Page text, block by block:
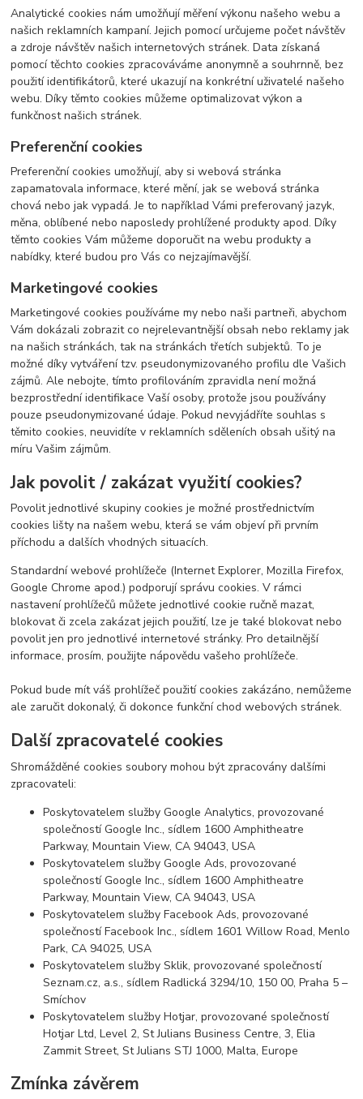
Analytické cookies nám umožňují měření výkonu našeho webu a
našich reklamních kampaní. Jejich pomocí určujeme počet návštěv
a zdroje návštěv našich internetových stránek. Data získaná
pomocí těchto cookies zpracováváme anonymně a souhrnně, bez
použití identifikátorů, které ukazují na konkrétní uživatelé našeho
webu. Díky těmto cookies můžeme optimalizovat výkon a
funkčnost našich stránek.
Preferenční cookies
Preferenční cookies umožňují, aby si webová stránka
zapamatovala informace, které mění, jak se webová stránka
chová nebo jak vypadá. Je to například Vámi preferovaný jazyk,
měna, oblíbené nebo naposledy prohlížené produkty apod. Díky
těmto cookies Vám můžeme doporučit na webu produkty a
nabídky, které budou pro Vás co nejzajímavější.
Marketingové cookies
Marketingové cookies používáme my nebo naši partneři, abychom
Vám dokázali zobrazit co nejrelevantnější obsah nebo reklamy jak
na našich stránkách, tak na stránkách třetích subjektů. To je
možné díky vytváření tzv. pseudonymizovaného profilu dle Vašich
zájmů. Ale nebojte, tímto profilováním zpravidla není možná
bezprostřední identifikace Vaší osoby, protože jsou používány
pouze pseudonymizované údaje. Pokud nevyjádříte souhlas s
těmito cookies, neuvidíte v reklamních sděleních obsah ušitý na
míru Vašim zájmům.
Jak povolit / zakázat využití cookies?
Povolit jednotlivé skupiny cookies je možné prostřednictvím
cookies lišty na našem webu, která se vám objeví při prvním
příchodu a dalších vhodných situacích.
Standardní webové prohlížeče (Internet Explorer, Mozilla Firefox,
Google Chrome apod.) podporují správu cookies. V rámci
nastavení prohlížečů můžete jednotlivé cookie ručně mazat,
blokovat či zcela zakázat jejich použití, lze je také blokovat nebo
povolit jen pro jednotlivé internetové stránky. Pro detailnější
informace, prosím, použijte nápovědu vašeho prohlížeče.
Pokud bude mít váš prohlížeč použití cookies zakázáno, nemůžeme
ale zaručit dokonalý, či dokonce funkční chod webových stránek.
Další zpracovatelé cookies
Shromážděné cookies soubory mohou být zpracovány dalšími
zpracovateli:
Poskytovatelem služby Google Analytics, provozované
společností Google Inc., sídlem 1600 Amphitheatre
Parkway, Mountain View, CA 94043, USA
Poskytovatelem služby Google Ads, provozované
společností Google Inc., sídlem 1600 Amphitheatre
Parkway, Mountain View, CA 94043, USA
Poskytovatelem služby Facebook Ads, provozované
společností Facebook Inc., sídlem 1601 Willow Road, Menlo
Park, CA 94025, USA
Poskytovatelem služby Sklik, provozované společností
Seznam.cz, a.s., sídlem Radlická 3294/10, 150 00, Praha 5 –
Smíchov
Poskytovatelem služby Hotjar, provozované společností
Hotjar Ltd, Level 2, St Julians Business Centre, 3, Elia
Zammit Street, St Julians STJ 1000, Malta, Europe
Zmínka závěrem